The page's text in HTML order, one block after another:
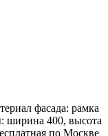
фасада: рамка
400, высота
по Москве